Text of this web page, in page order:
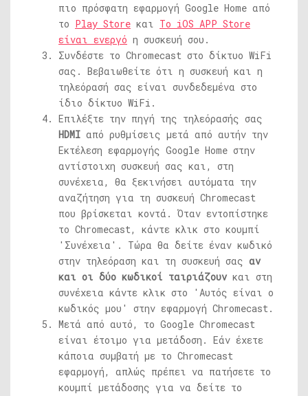
πιο πρόσφατη εφαρμογή Google Home από
το Play Store και Το iOS APP Store
είναι ενεργό η συσκευή σου.
Συνδέστε το Chromecast στο δίκτυο WiFi
σας. Βεβαιωθείτε ότι η συσκευή και η
τηλεόρασή σας είναι συνδεδεμένα στο
ίδιο δίκτυο WiFi.
Επιλέξτε την πηγή της τηλεόρασής σας
HDMI από ρυθμίσεις μετά από αυτήν την
Εκτέλεση εφαρμογής Google Home στην
αντίστοιχη συσκευή σας και, στη
συνέχεια, θα ξεκινήσει αυτόματα την
αναζήτηση για τη συσκευή Chromecast
που βρίσκεται κοντά. Όταν εντοπίστηκε
το Chromecast, κάντε κλικ στο κουμπί
'Συνέχεια'. Τώρα θα δείτε έναν κωδικό
στην τηλεόραση και τη συσκευή σας αν
και οι δύο κωδικοί ταιριάζουν και στη
συνέχεια κάντε κλικ στο 'Αυτός είναι ο
κωδικός μου' στην εφαρμογή Chromecast.
Μετά από αυτό, το Google Chromecast
είναι έτοιμο για μετάδοση. Εάν έχετε
κάποια συμβατή με το Chromecast
εφαρμογή, απλώς πρέπει να πατήσετε το
κουμπί μετάδοσης για να δείτε το